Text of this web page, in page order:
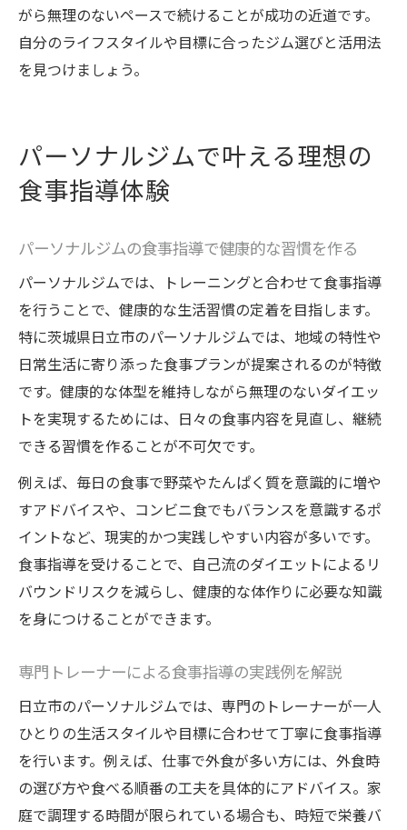
がら無理のないペースで続けることが成功の近道です。
自分のライフスタイルや目標に合ったジム選びと活用法
を見つけましょう。
パーソナルジムで叶える理想の
食事指導体験
パーソナルジムの食事指導で健康的な習慣を作る
パーソナルジムでは、トレーニングと合わせて食事指導
を行うことで、健康的な生活習慣の定着を目指します。
特に茨城県日立市のパーソナルジムでは、地域の特性や
日常生活に寄り添った食事プランが提案されるのが特徴
です。健康的な体型を維持しながら無理のないダイエッ
トを実現するためには、日々の食事内容を見直し、継続
できる習慣を作ることが不可欠です。
例えば、毎日の食事で野菜やたんぱく質を意識的に増や
すアドバイスや、コンビニ食でもバランスを意識するポ
イントなど、現実的かつ実践しやすい内容が多いです。
食事指導を受けることで、自己流のダイエットによるリ
バウンドリスクを減らし、健康的な体作りに必要な知識
を身につけることができます。
専門トレーナーによる食事指導の実践例を解説
日立市のパーソナルジムでは、専門のトレーナーが一人
ひとりの生活スタイルや目標に合わせて丁寧に食事指導
を行います。例えば、仕事で外食が多い方には、外食時
の選び方や食べる順番の工夫を具体的にアドバイス。家
庭で調理する時間が限られている場合も、時短で栄養バ